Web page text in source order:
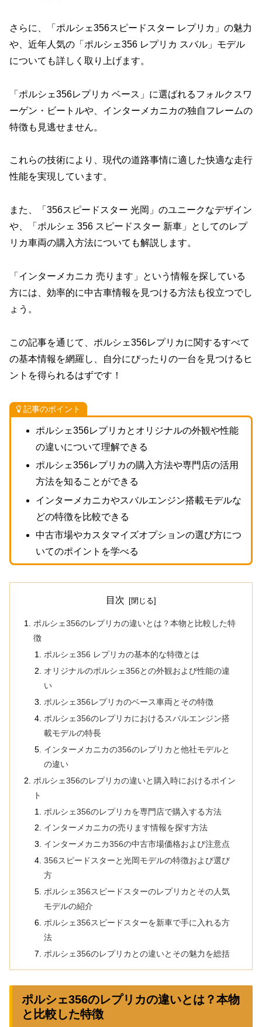
さらに、「ポルシェ356スピードスター レプリカ」の魅力
や、近年人気の「ポルシェ356 レプリカ スバル」モデル
についても詳しく取り上げます。
「ポルシェ356レプリカ ベース」に選ばれるフォルクスワ
ーゲン・ビートルや、インターメカニカの独自フレームの
特徴も見逃せません。
これらの技術により、現代の道路事情に適した快適な走行
性能を実現しています。
また、「356スピードスター 光岡」のユニークなデザイン
や、「ポルシェ 356 スピードスター 新車」としてのレプ
リカ車両の購入方法についても解説します。
「インターメカニカ 売ります」という情報を探している
方には、効率的に中古車情報を見つける方法も役立つでし
ょう。
この記事を通じて、ポルシェ356レプリカに関するすべて
の基本情報を網羅し、自分にぴったりの一台を見つけるヒ
ントを得られるはずです！
記事のポイント
ポルシェ356レプリカとオリジナルの外観や性能
の違いについて理解できる
ポルシェ356レプリカの購入方法や専門店の活用
方法を知ることができる
インターメカニカやスバルエンジン搭載モデルな
どの特徴を比較できる
中古市場やカスタマイズオプションの選び方につ
いてのポイントを学べる
目次
ポルシェ356のレプリカの違いとは？本物と比較した特
徴
ポルシェ356 レプリカの基本的な特徴とは
オリジナルのポルシェ356との外観および性能の違
い
ポルシェ356レプリカのベース車両とその特徴
ポルシェ356のレプリカにおけるスバルエンジン搭
載モデルの特長
インターメカニカの356のレプリカと他社モデルと
の違い
ポルシェ356のレプリカの違いと購入時におけるポイン
ト
ポルシェ356のレプリカを専門店で購入する方法
インターメカニカの売ります情報を探す方法
インターメカニカ356の中古市場価格および注意点
356スピードスターと光岡モデルの特徴および選び
方
ポルシェ356スピードスターのレプリカとその人気
モデルの紹介
ポルシェ356スピードスターを新車で手に入れる方
法
ポルシェ356のレプリカとの違いとその魅力を総括
ポルシェ356のレプリカの違いとは？本物
と比較した特徴